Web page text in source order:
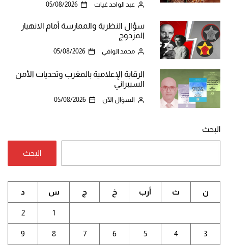
عبد الواحد غيات 05/08/2026
سؤال النظرية والممارسة أمام الانهيار
المزدوج
محمد الوافي 05/08/2026
الرقابة الإعلامية بالمغرب وتحديات الأمن
السيبراني
السؤال الآن 05/08/2026
البحث
البحث
ن ث أرب خ ج س د
1
2
3
4
5
6
7
8
9